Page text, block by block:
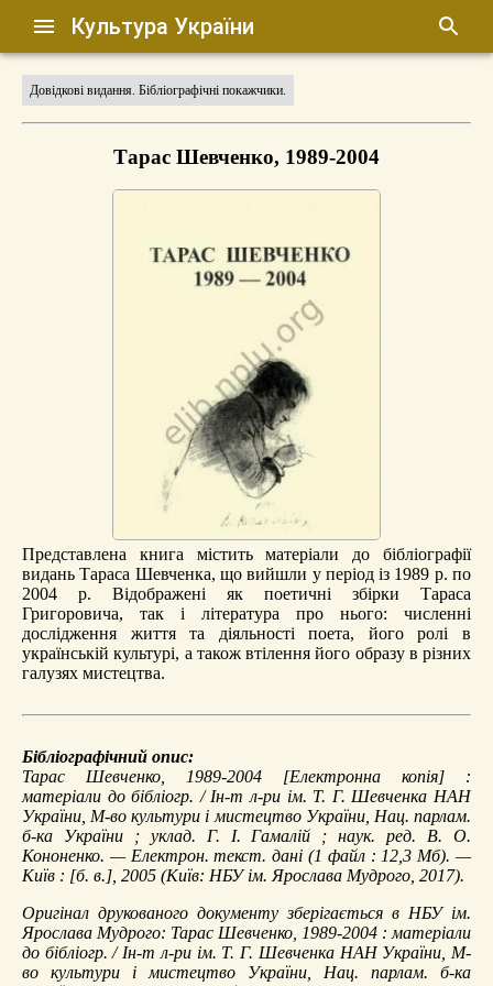
Культура України
Довідкові видання. Бібліографічні покажчики.
Тарас Шевченко, 1989-2004
Представлена книга містить матеріали до бібліографії
видань Тараса Шевченка, що вийшли у період із 1989 р. по
2004 р. Відображені як поетичні збірки Тараса
Григоровича, так і література про нього: численні
дослідження життя та діяльності поета, його ролі в
українській культурі, а також втілення його образу в різних
галузях мистецтва.
Бібліографічний опис:
Тарас Шевченко, 1989-2004 [Електронна копія] :
матеріали до бібліогр. / Ін-т л-ри ім. Т. Г. Шевченка НАН
України, М-во культури і мистецтво України, Нац. парлам.
б-ка України ; уклад. Г. І. Гамалій ; наук. ред. В. О.
Кононенко. — Електрон. текст. дані (1 файл : 12,3 Мб). —
Київ : [б. в.], 2005 (Київ: НБУ ім. Ярослава Мудрого, 2017).
Оригінал друкованого документу зберігається в НБУ ім.
Ярослава Мудрого: Тарас Шевченко, 1989-2004 : матеріали
до бібліогр. / Ін-т л-ри ім. Т. Г. Шевченка НАН України, М-
во культури і мистецтво України, Нац. парлам. б-ка